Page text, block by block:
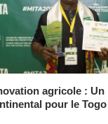
agricole : Un
pour le Togo